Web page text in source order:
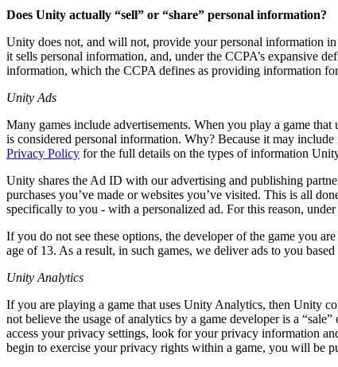
Informations post-lancement et opérations de jeu en direct
Développez
Acquisition de nouveaux joueurs
Achats intégrés
Gérer IAP entre les magasins et D2C
Monétisation
Connectez les joueurs avec les bons jeux
Faites de la publicité avec Unity
Cas d’utilisation
Créez et développez des succès mobiles avec Unity
Jeux indépendants
Lancez de grands jeux avec de petites équipes
Transformer les expériences en magasin en expériences en ligne
Stimulez l'innovation et les expériences en voiture
Informations
Études de cas
Histoires de succès dans le monde réel
Guides des meilleures pratiques
Conseils et astuces d'experts
Démos
Démos, échantillons et éléments de base
Nouveautés
Blog
Mises à jour, informations et conseils techniques
Actualités, histoires et centre de presse
Rejoignez les développeurs, créateurs et initiés
Unity Awards
Célébration des créateurs Unity dans le monde entier
Conseils pratiques et meilleures pratiques
Formation
Pour les étudiants
Pour les enseignants
Boostez votre enseignement
Licence d'enseignement subventionnée
Apportez la puissance de Unity à votre institution
Certifications
Prouvez votre maîtrise de Unity
Does Unity actually “sell” or “share” personal information?
Unity does not, and will not, provide your personal information
it sells personal information, and, under the CCPA’s expansive
information, which the CCPA defines as providing information
Unity Ads
Many games include advertisements. When you play a game
is considered personal information. Why? Because it may
Privacy Policy for the full details on the types of information
Unity shares the Ad ID with our advertising and publishing
purchases you’ve made or websites you’ve visited. This is all
specifically to you - with a personalized ad. For this reason,
If you do not see these options, the developer of the game you
age of 13. As a result, in such games, we deliver ads to you
Unity Analytics
If you are playing a game that uses Unity Analytics, then Unity
not believe the usage of analytics by a game developer is a
access your privacy settings, look for your privacy information
begin to exercise your privacy rights within a game, you will be